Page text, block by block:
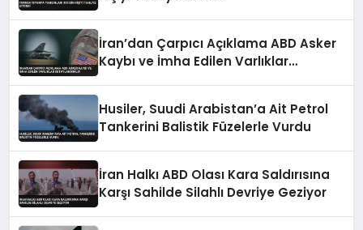
İran’dan Çarpıcı Açıklama ABD Asker
Kaybı ve İmha Edilen Varlıklar
Husiler, Suudi Arabistan’a Ait Petrol
Tankerini Balistik Füzelerle Vurdu
İran Halkı ABD Olası Kara Saldırısına
Karşı Sahilde Silahlı Devriye Geziyor